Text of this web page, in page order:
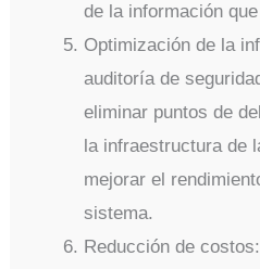
de la información
Optimización de la
auditoría de
eliminar puntos de
la infraestructura de
mejorar el
sistema.
Reducción de